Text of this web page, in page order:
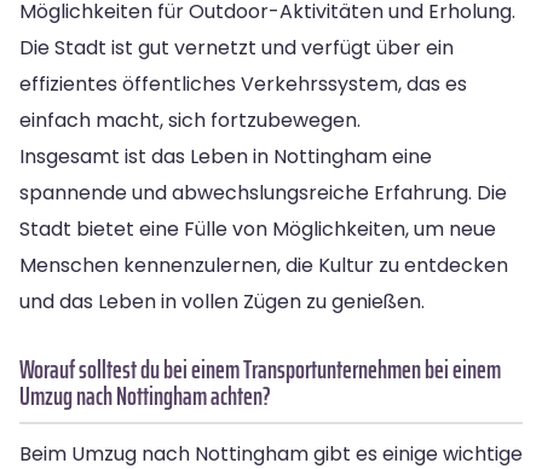
Möglichkeiten für Outdoor-Aktivitäten und Erholung.
Die Stadt ist gut vernetzt und verfügt über ein
effizientes öffentliches Verkehrssystem, das es
einfach macht, sich fortzubewegen.
Insgesamt ist das Leben in Nottingham eine
spannende und abwechslungsreiche Erfahrung. Die
Stadt bietet eine Fülle von Möglichkeiten, um neue
Menschen kennenzulernen, die Kultur zu entdecken
und das Leben in vollen Zügen zu genießen.
Worauf solltest du bei einem Transportunternehmen bei einem
Umzug nach Nottingham achten?
Beim Umzug nach Nottingham gibt es einige wichtige